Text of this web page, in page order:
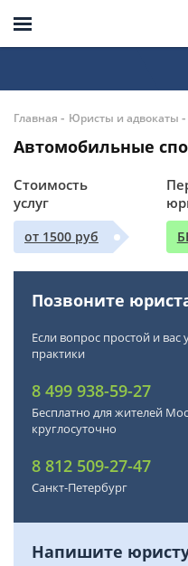
Главная - Юристы и адвокаты -
Автомобильные
Стоимость
услуг
от 1500 руб
Позвоните
Если вопрос простой и
практики
8 499 938-59-27
Бесплатно для жителей
круглосуточно
8 812 509-27-47
Санкт-Петербург
Напишите